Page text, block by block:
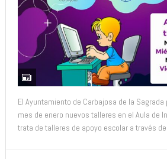
El Ayuntamiento de Carbajosa de la
mes de enero nuevos talleres en el Aula de
trata de talleres de apoyo escolar a través de